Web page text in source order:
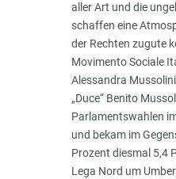
aller Art und die
schaffen eine
der Rechten zugute
Movimento Sociale
Alessandra
„Duce“ Benito
Parlamentswahlen
und bekam im
Prozent diesmal 5,4
Lega Nord um